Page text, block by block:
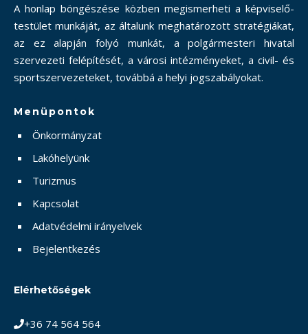
A honlap böngészése közben megismerheti a képviselő-
testület munkáját, az általunk meghatározott stratégiákat,
az ez alapján folyó munkát, a polgármesteri hivatal
szervezeti felépítését, a városi intézményeket, a civil- és
sportszervezeteket, továbbá a helyi jogszabályokat.
Menüpontok
Önkormányzat
Lakóhelyünk
Turizmus
Kapcsolat
Adatvédelmi irányelvek
Bejelentkezés
Elérhetőségek
+36 74 564 564